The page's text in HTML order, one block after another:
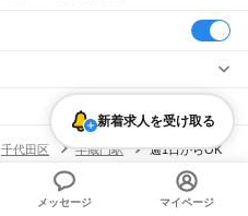
墨田区江東区
大田区
荒川区板橋区 足立区 葛飾区
ガチャガチャ
千代田区 半蔵門駅
週1日からOK
新着求人を受け取る
メッセージ マイページ